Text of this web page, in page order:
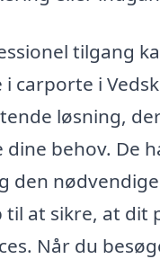
tilgang
i carporte i
løsning,
dine behov. De
den nødvendige
til at sikre, at dit
Når du